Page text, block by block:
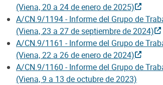
(Viena, 20 a 24 de enero de 2025)
A/CN.9/1194 - Informe del Grupo de
(Viena, 23 a 27 de septiembre de 2024)
A/CN.9/1161 - Informe del Grupo de
(Viena, 22 a 26 de enero de 2024)
A/CN.9/1160 - Informe del Grupo de
(Viena, 9 a 13 de octubre de 2023)